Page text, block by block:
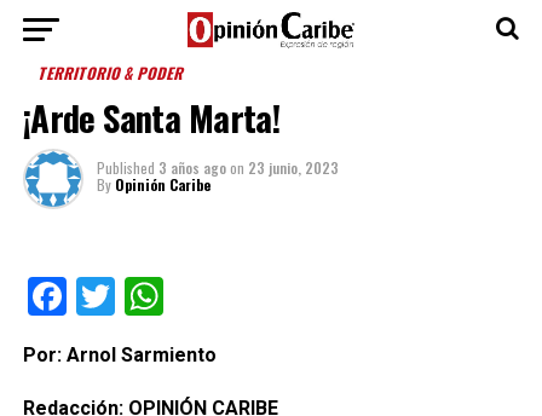
TERRITORIO & PODER
¡Arde Santa Marta!
Published 3 años agoon 23 junio, 2023
By Opinión Caribe
Facebook
TwitterWhatsApp
Por: Arnol Sarmiento
Redacción: OPINIÓN CARIBE